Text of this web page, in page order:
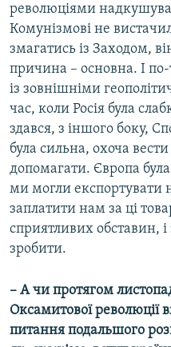
революціями
Комунізмові не
змагатись із Заходом,
причина – основна. І
із зовнішніми
час, коли Росія була
здався, з іншого боку,
була сильна, охоча
допомагати. Європа
ми могли експортувати
заплатити нам за ці
сприятливих обставин,
зробити.
– А чи протягом
Оксамитової революції
питання подальшого